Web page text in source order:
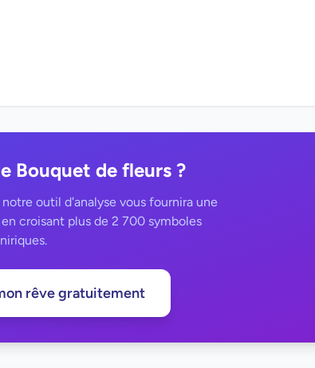
Bouquet de fleurs ?
outil d'analyse vous fournira une
croisant plus de 2 700 symboles
rêve gratuitement